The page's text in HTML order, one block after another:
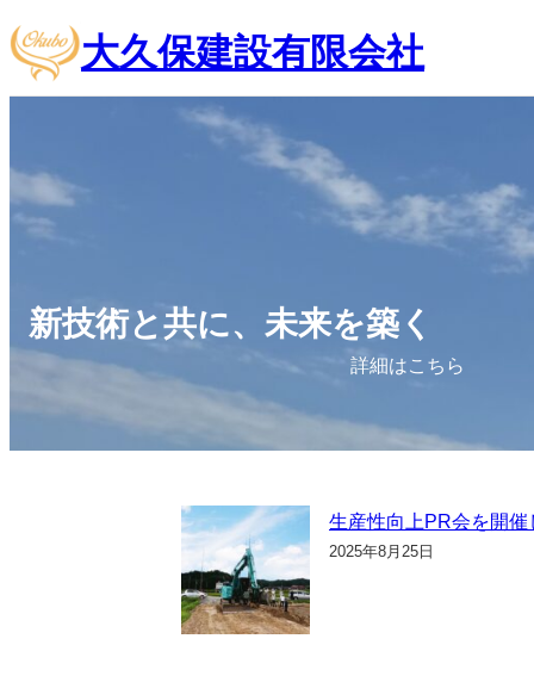
内
容
を
プ
大久保建設有限会社
新技術と共に、未来を築く
詳細はこちら
生産性向上PR会を開催
2025年8月25日